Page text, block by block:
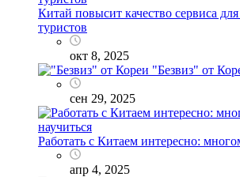
Китай повысит качество сервиса
туристов
окт 8, 2025
"Безвиз" от
сен 29, 2025
Работать с Китаем интересно:
апр 4, 2025